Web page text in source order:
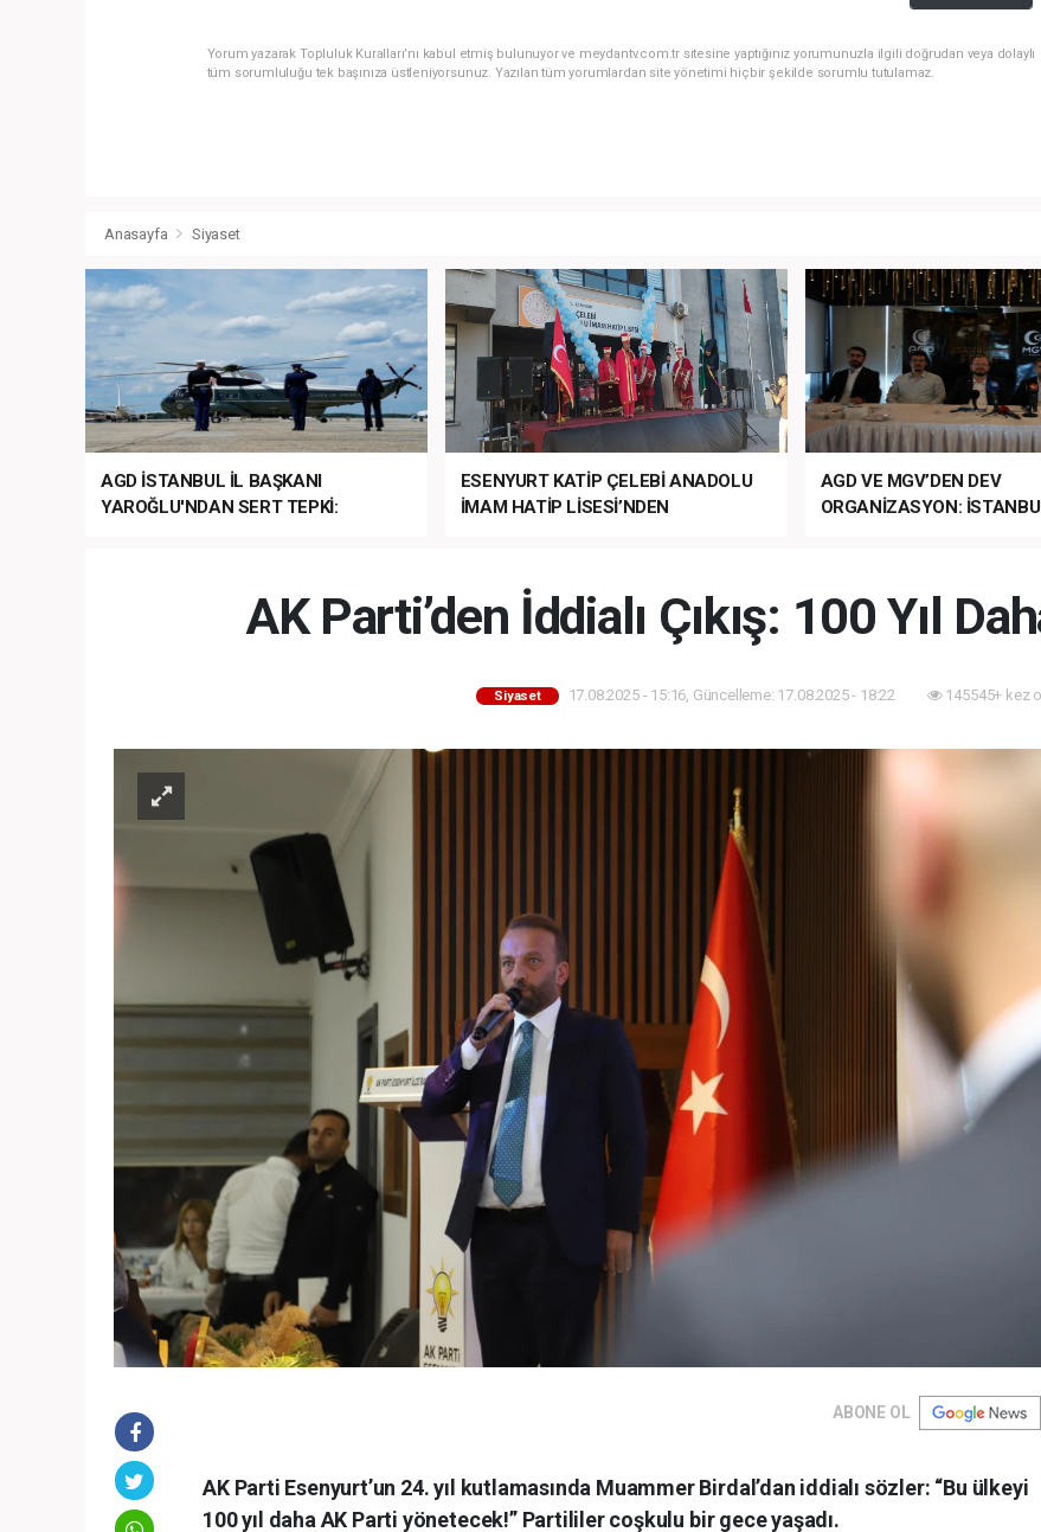
Yorum yazarak Topluluk Kuralları’nı kabul etmiş bulunuyor ve meydantv.com.tr sitesine yaptığınız yorumunuzla ilgili doğrudan veya dolaylı
tüm sorumluluğu tek başınıza üstleniyorsunuz. Yazılan tüm yorumlardan site yönetimi hiçbir şekilde sorumlu tutulamaz.
Anasayfa Siyaset
AGD İSTANBUL İL BAŞKANI
YAROĞLU'NDAN SERT TEPKİ:
ESENYURT KATİP ÇELEBİ ANADOLU
İMAM HATİP LİSESİ’NDEN
AGD VE MGV’DEN DEV
ORGANİZASYON:
AK Parti’den İddialı Çıkış: 100 Yıl
Siyaset 17.08.2025 - 15:16, Güncelleme: 17.08.2025 - 18:22 145545+ kez
ABONE OL
AK Parti Esenyurt’un 24. yıl kutlamasında Muammer Birdal’dan iddialı sözler: “Bu ülkeyi
100 yıl daha AK Parti yönetecek!” Partililer coşkulu bir gece yaşadı.